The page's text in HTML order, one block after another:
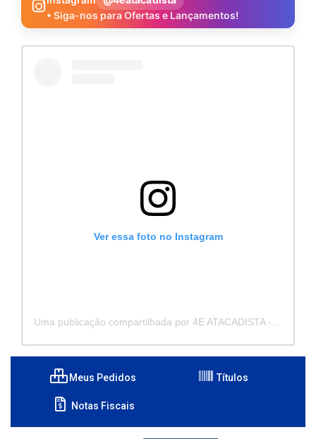
• Siga-nos para Ofertas e Lançamentos!
Ver essa foto no Instagram
Meus Pedidos Títulos
Notas Fiscais